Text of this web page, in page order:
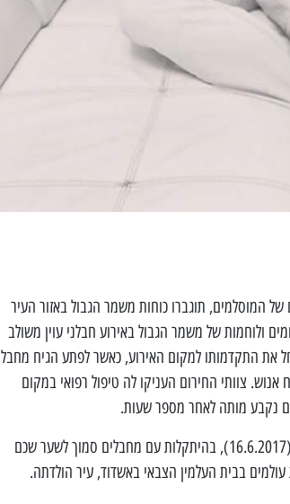
הצום של המוסלמים, תוגברו כוחות משמר הגבול באזור העיר
שישי 16.6.2017 נתקל כוח לוחמים ולוחמות של משמר הגבול באירוע חבלני עוין משולב
את התקדמותו למקום האירוע, כאשר לפתע הגיח מחבל
צוותי החירום העניקו לה טיפול רפואי במקום
נקבע מותה לאחר מספר שעות.
רב-סמל הדס מלכא נפלה בקרב ביום כ"ב בסיוון תשע"ז (16.6.2017), בהיתקלות עם מחבלים סמוך לשער שכם
בבית העלמין הצבאי באשדוד, עיר הולדתה.